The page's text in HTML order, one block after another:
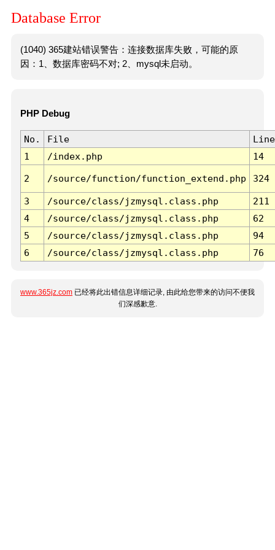
Database Error
(1040) 365建站错误警告：连接数据库失败，可能的原
因：1、数据库密码不对; 2、mysql未启动。
PHP Debug
No. File
Line
1
/index.php 14
2 /source/function/function_extend.php 324
3 /source/class/jzmysql.class.php
211
4
/source/class/jzmysql.class.php
62
5
/source/class/jzmysql.class.php
94
6
/source/class/jzmysql.class.php 76
www.365jz.com 已经将此出错信息详细记录, 由此给您带来的访问不便我
们深感歉意.